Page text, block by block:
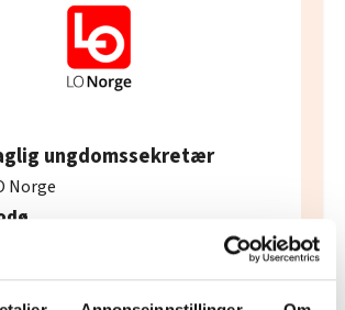
ungdomssekretær
Norge